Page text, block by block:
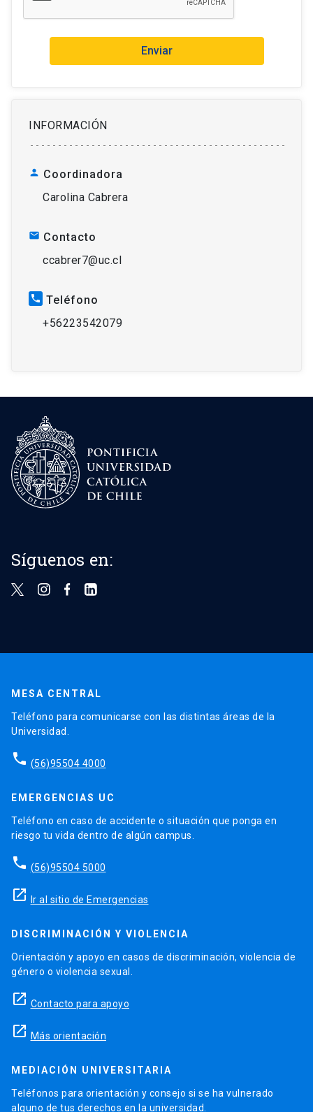
INFORMACIÓN
person Coordinadora
Carolina Cabrera
mail Contacto
ccabrer7@uc.cl
phone Teléfono
+56223542079
Enviar
Síguenos en:
MESA CENTRAL
Teléfono para comunicarse con las distintas áreas de la
Universidad.
phone (56)95504 4000
EMERGENCIAS UC
Teléfono en caso de accidente o situación que ponga en
riesgo tu vida dentro de algún campus.
phone (56)95504 5000
launch Ir al sitio de Emergencias
DISCRIMINACIÓN Y VIOLENCIA
Orientación y apoyo en casos de discriminación, violencia de
género o violencia sexual.
launch Contacto para apoyo
launch Más orientación
MEDIACIÓN UNIVERSITARIA
Teléfonos para orientación y consejo si se ha vulnerado
alguno de tus derechos en la universidad.